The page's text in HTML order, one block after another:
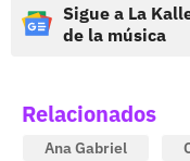
Sigue a La
de la música
Relacionados
Ana Gabriel